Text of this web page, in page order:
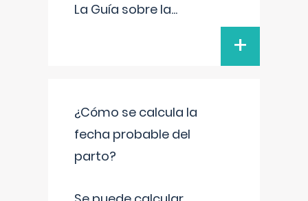
La Guía sobre la...
+
¿Cómo se calcula la
fecha probable del
parto?